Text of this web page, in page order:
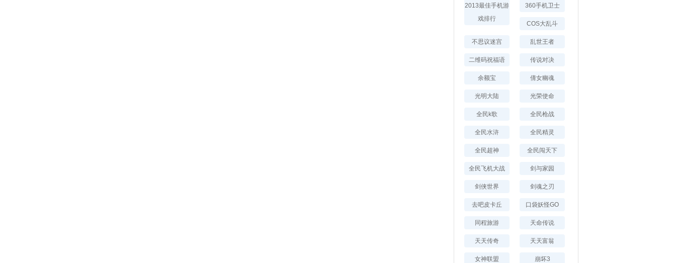
2013最佳手机游
戏排行
360手机卫士
COS大乱斗
不思议迷宫 乱世王者
二维码祝福语 传说对决
余额宝 倩女幽魂
光明大陆 光荣使命
全民k歌 全民枪战
全民水浒 全民精灵
全民超神 全民闯天下
全民飞机大战 剑与家园
剑侠世界 剑魂之刃
去吧皮卡丘 口袋妖怪GO
同程旅游 天命传说
天天传奇 天天富翁
女神联盟 崩坏3